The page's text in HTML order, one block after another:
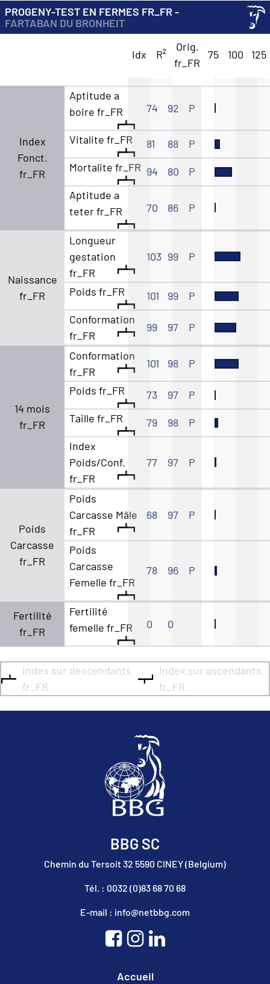
PROGENY-TEST EN FERMES FR_FR -
FARTABAN DU BRONHEIT
Idx R²
Orig.
fr_FR
75 100 125
Index
Fonct.
fr_FR
Aptitude a
boire fr_FR
74 92 P
Vitalite fr_FR 81 88
P
Mortalite fr_FR 94 80
P
Aptitude a
teter fr_FR
70 86 P
Naissance
fr_FR
Longueur
gestation
fr_FR
103 99 P
Poids fr_FR 101 99
P
Conformation
fr_FR
99 97 P
14 mois
fr_FR
Conformation
fr_FR
101 98 P
Poids fr_FR 73 97
P
Taille fr_FR
79 98
P
Index
Poids/Conf.
fr_FR
77 97 P
Poids
Carcasse
fr_FR
Poids
Carcasse Mâle
fr_FR
68 97 P
Poids
Carcasse
Femelle fr_FR
78 96 P
Fertilité
fr_FR
Fertilité
femelle fr_FR
0 0
Index sur descendants
fr_FR
Index sur ascendants
fr_FR
BBG SC
Chemin du Tersoit 32 5590 CINEY (Belgium)
Tél. : 0032 (0)83 68 70 68
E-mail : info@netbbg.com
Accueil